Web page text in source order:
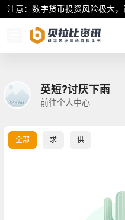
注意：数字货币投资风险极大
英短?讨厌下雨
前往个人中心
全部 求 供